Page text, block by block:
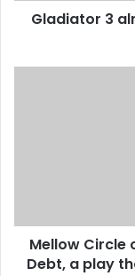
Gladiator 3
Debt,
play
Mellow Circle
Debt, a play